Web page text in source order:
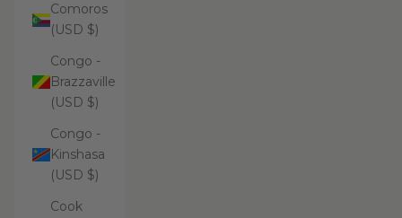
Comoros
(USD $)
Congo -
Brazzaville
(USD $)
Congo -
Kinshasa
(USD $)
Cook